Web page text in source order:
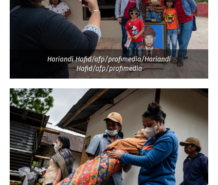
Hariandi Hafid/afp/profimedia/Hariandi
Hafid/afp/profimedia